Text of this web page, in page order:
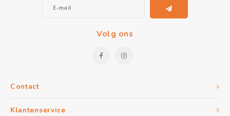
Contact
Volg ons
Klantenservice